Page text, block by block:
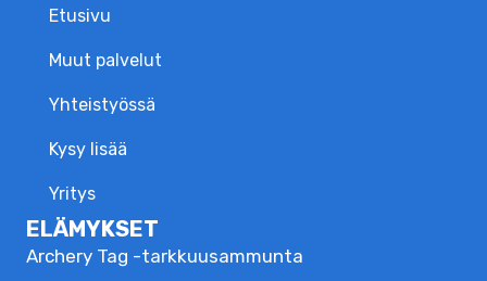
Etusivu
Muut palvelut
Yhteistyössä
Kysy lisää
Yritys
ELÄMYKSET
Archery Tag -tarkkuusammunta